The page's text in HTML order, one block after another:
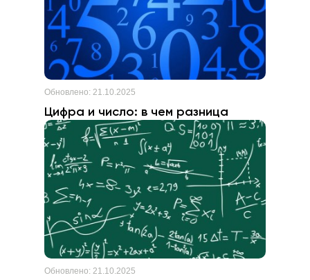
Обновлено: 21.10.2025
Цифра и число: в чем разница
Обновлено: 21.10.2025